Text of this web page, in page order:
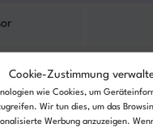
Cookie-Zustimmung
wie Cookies, um
Wir tun dies, um das
Werbung anzuzeigen.